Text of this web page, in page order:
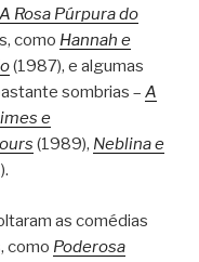
A Rosa Púrpura do
como Hannah e
(1987), e algumas
sombrias – A
e
(1989), Neblina e
as comédias
como Poderosa